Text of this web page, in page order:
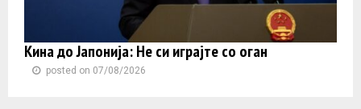
Кина до Јапонија: Не си играјте со оган
posted on 07/08/2026